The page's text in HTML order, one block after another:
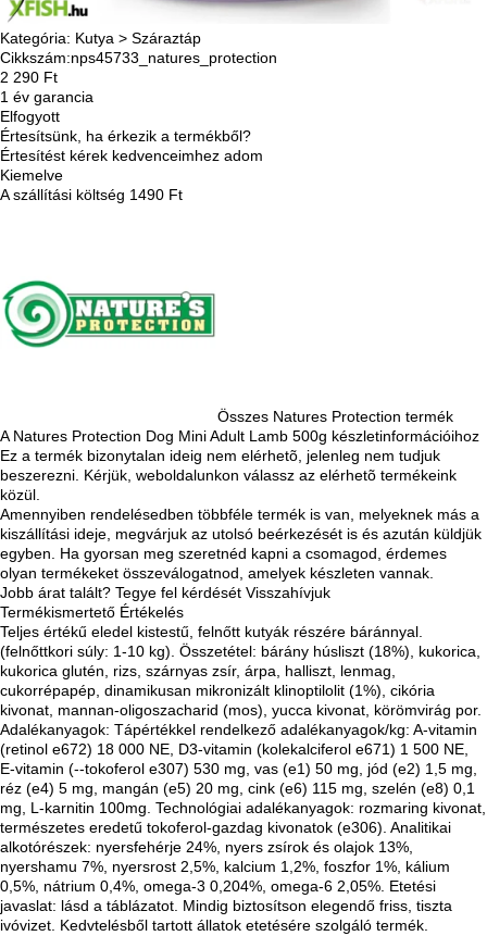
Kategória: Kutya > Száraztáp
Cikkszám:nps45733_natures_protection
2 290 Ft
1 év garancia
Elfogyott
Értesítsünk, ha érkezik a termékből?
Értesítést kérek kedvenceimhez adom
Kiemelve
A szállítási költség 1490 Ft
Összes Natures Protection termék
A Natures Protection Dog Mini Adult Lamb 500g készletinformációihoz
Ez a termék bizonytalan ideig nem elérhetõ, jelenleg nem tudjuk
beszerezni. Kérjük, weboldalunkon válassz az elérhetõ termékeink
közül.
Amennyiben rendelésedben többféle termék is van, melyeknek más a
kiszállítási ideje, megvárjuk az utolsó beérkezését is és azután küldjük
egyben. Ha gyorsan meg szeretnéd kapni a csomagod, érdemes
olyan termékeket összeválogatnod, amelyek készleten vannak.
Jobb árat talált? Tegye fel kérdését Visszahívjuk
Termékismertető Értékelés
Teljes értékű eledel kistestű, felnőtt kutyák részére báránnyal.
(felnőttkori súly: 1-10 kg). Összetétel: bárány húsliszt (18%), kukorica,
kukorica glutén, rizs, szárnyas zsír, árpa, halliszt, lenmag,
cukorrépapép, dinamikusan mikronizált klinoptilolit (1%), cikória
kivonat, mannan-oligoszacharid (mos), yucca kivonat, körömvirág por.
Adalékanyagok: Tápértékkel rendelkező adalékanyagok/kg: A-vitamin
(retinol e672) 18 000 NE, D3-vitamin (kolekalciferol e671) 1 500 NE,
E-vitamin (--tokoferol e307) 530 mg, vas (e1) 50 mg, jód (e2) 1,5 mg,
réz (e4) 5 mg, mangán (e5) 20 mg, cink (e6) 115 mg, szelén (e8) 0,1
mg, L-karnitin 100mg. Technológiai adalékanyagok: rozmaring kivonat,
természetes eredetű tokoferol-gazdag kivonatok (e306). Analitikai
alkotórészek: nyersfehérje 24%, nyers zsírok és olajok 13%,
nyershamu 7%, nyersrost 2,5%, kalcium 1,2%, foszfor 1%, kálium
0,5%, nátrium 0,4%, omega-3 0,204%, omega-6 2,05%. Etetési
javaslat: lásd a táblázatot. Mindig biztosítson elegendő friss, tiszta
ivóvizet. Kedvtelésből tartott állatok etetésére szolgáló termék.